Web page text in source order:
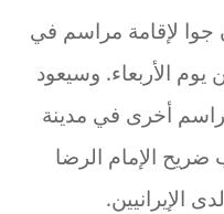
لإقامة مراسم في
يوم الأربعاء. وسيعود
أخرى في مدينة
الإمام الرضا
الإيرانيين.